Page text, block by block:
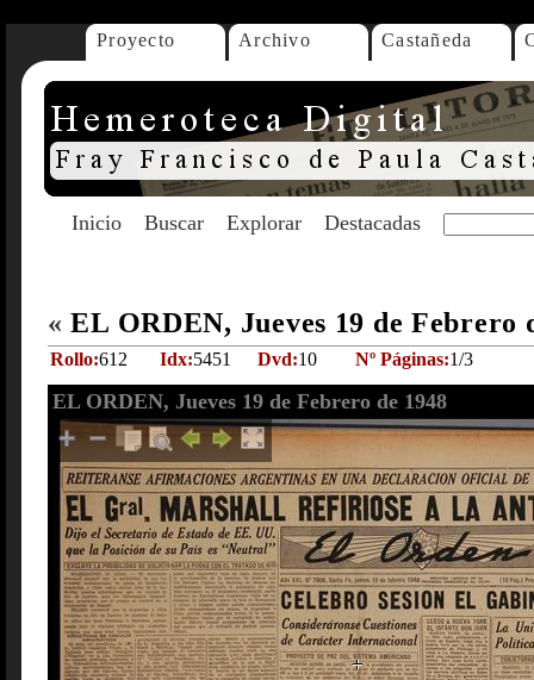
Proyecto Archivo Castañeda
Inicio Buscar Explorar Destacadas
« EL ORDEN, Jueves 19 de Febrero
Rollo:612 Idx:5451 Dvd:10 Nº Páginas:1/3
EL ORDEN, Jueves 19 de Febrero de 1948